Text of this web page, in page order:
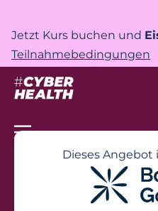
Jetzt Kurs buchen und
Teilnahmebedingungen
Dieses